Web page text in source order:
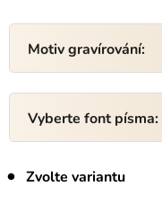
Motiv gravírování:
Vyberte font písma:
Zvolte variantu